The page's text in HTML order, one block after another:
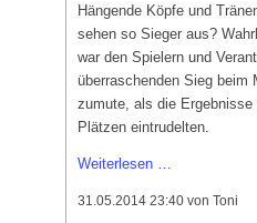
Hängende Köpfe und
sehen so Sieger aus?
war den Spielern und
überraschenden Sieg beim
zumute, als die Ergebnisse
Plätzen eintrudelten.
Weiterlesen …
siegt
31.05.2014 23:40 von Toni